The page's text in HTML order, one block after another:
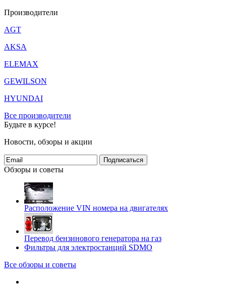
Производители
AGT
AKSA
ELEMAX
GEWILSON
HYUNDAI
Все производители
Будьте в курсе!
Новости, обзоры и акции
Подписаться
Обзоры и советы
Расположение VIN номера на двигателях
Перевод бензинового генератора на газ
Фильтры для электростанций SDMO
Все обзоры и советы